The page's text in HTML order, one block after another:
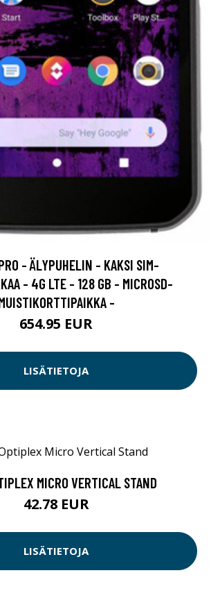
- ÄLYPUHELIN - KAKSI SIM-
- 4G LTE - 128 GB - MICROSD-
-
654.95 EUR
LISÄTIETOJA
MICRO VERTICAL STAND
42.78 EUR
LISÄTIETOJA